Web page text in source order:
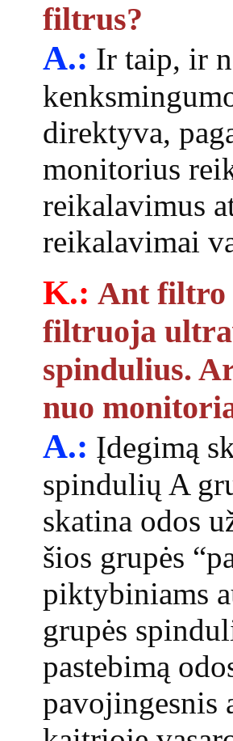
filtrus?
A.: Ir taip, ir
direktyva,
monitorius
reikalavimus
reikalavimai
K.: Ant filtro
filtruoja
spindulius.
nuo
A.: Įdegimą
spindulių A
skatina odos
šios grupės
piktybiniams
grupės
pastebimą
pavojingesnis